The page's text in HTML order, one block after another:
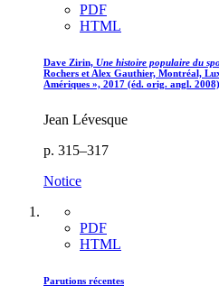
PDF
HTML
Dave Zirin, Une histoire populaire du
Rochers et Alex Gauthier, Montréal,
Amériques », 2017 (éd. orig. angl.
Jean Lévesque
p. 315–317
Notice
PDF
HTML
Parutions récentes